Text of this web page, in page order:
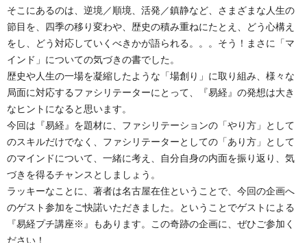
そこにあるのは、逆境／順境、活発／鎮静など、さまざまな人生の
節目を、四季の移り変わや、歴史の積み重ねにたとえ、どう心構え
をし、どう対応していくべきかが語られる。。。そう！まさに「マ
インド」についての気づきの書でした。
歴史や人生の一場を凝縮したような「場創り」に取り組み、様々な
局面に対応するファシリテーターにとって、『易経』の発想は大き
なヒントになると思います。
今回は『易経』を題材に、ファシリテーションの「やり方」として
のスキルだけでなく、ファシリテーターとしての「あり方」として
のマインドについて、一緒に考え、自分自身の内面を振り返り、気
づきを得るチャンスとしましょう。
ラッキーなことに、著者は名古屋在住ということで、今回の企画へ
のゲスト参加をご快諾いただきました。ということでゲストによる
『易経プチ講座※』もあります。この奇跡の企画に、ぜひご参加く
ださい！